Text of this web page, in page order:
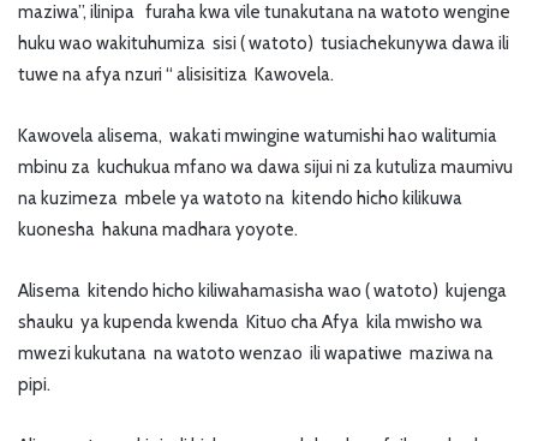
maziwa”, ilinipa furaha kwa vile tunakutana na watoto wengine
huku wao wakituhumiza sisi ( watoto) tusiachekunywa dawa ili
tuwe na afya nzuri “ alisisitiza Kawovela.
Kawovela alisema, wakati mwingine watumishi hao walitumia
mbinu za kuchukua mfano wa dawa sijui ni za kutuliza maumivu
na kuzimeza mbele ya watoto na kitendo hicho kilikuwa
kuonesha hakuna madhara yoyote.
Alisema kitendo hicho kiliwahamasisha wao ( watoto) kujenga
shauku ya kupenda kwenda Kituo cha Afya kila mwisho wa
mwezi kukutana na watoto wenzao ili wapatiwe maziwa na
pipi.